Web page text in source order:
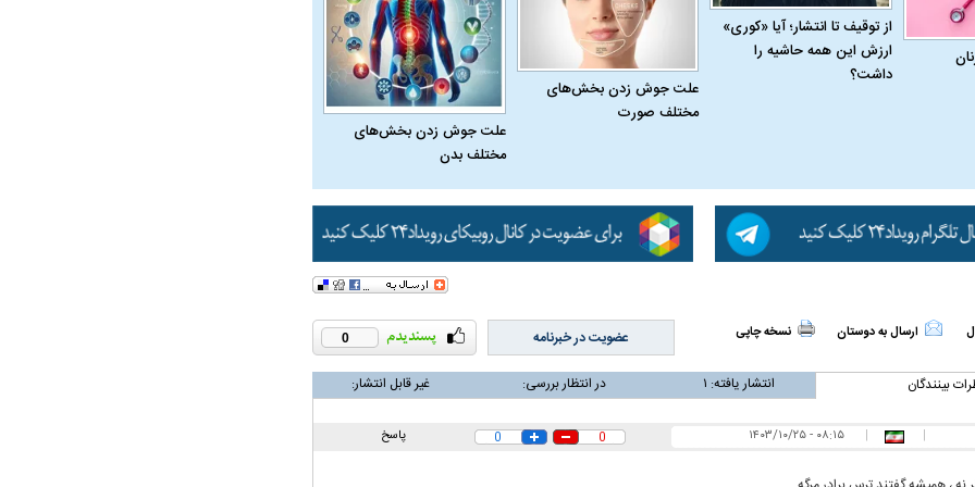
از توقیف تا انتشار؛ آیا «کوری»
ارزش این همه حاشیه را
داشت؟
علت جوش زدن بخش‌های
مختلف صورت
علت جوش زدن بخش‌های
مختلف بدن
ارسال به دوستان نسخه چاپی 0 عضویت در خبرنامه
بینندگان انتشار یافته: ۱ در انتظار بررسی: غیر قابل انتشار:
|
| ۰۸:۱۵ - ۱۴۰۳/۱۰/۲۵ پاسخ 0
0
یک سلسله |
شاه در ایران
ریشه‌های عزاداری ماه محرم در فرهنگ
عزاداری ماه محرم در دوران قاجار چگونه
مردی که سر خم نکرد؟ | غلامرضا تختی و
حکومت پهلوی